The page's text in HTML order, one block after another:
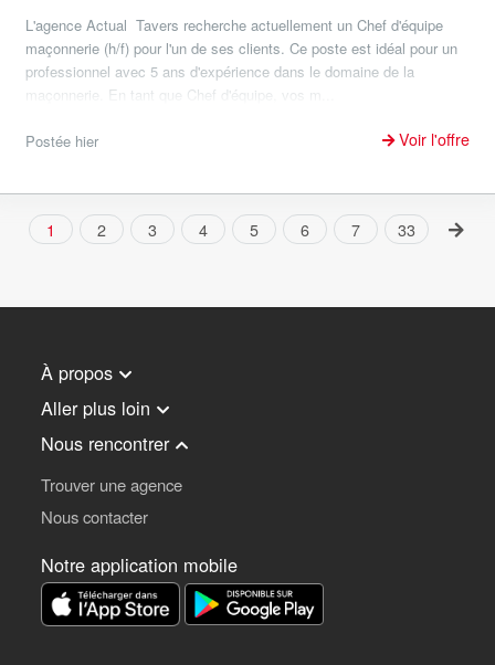
L'agence Actual Tavers recherche actuellement un Chef d'équipe
maçonnerie (h/f) pour l'un de ses clients. Ce poste est idéal pour un
professionnel avec 5 ans d'expérience dans le domaine de la
maçonnerie. En tant que Chef d'équipe, vos m...
Postée hier Voir l'offre
1 2 3 4 5 6 7 33
À propos
Aller plus loin
Nous rencontrer
Trouver une agence
Nous contacter
Notre application mobile